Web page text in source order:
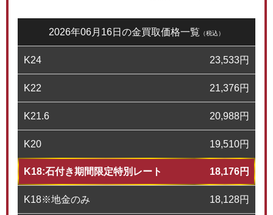
2026年06月16日の金買取価格一覧 （税込）
K24 23,533円
K22 21,376円
K21.6 20,988円
K20 19,510円
K18:石付き期間限定特別レート 18,176円
K18※地金のみ 18,128円